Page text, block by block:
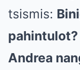
tsismis:
pahintulot?
Andrea